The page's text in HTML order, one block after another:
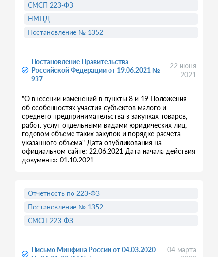
Постановление Правительства
Российской Федерации от 19.06.2021 №
937
22 июня
2021
"О внесении изменений в пункты 8 и 19 Положения
об особенностях участия субъектов малого и
среднего предпринимательства в закупках товаров,
работ, услуг отдельными видами юридических лиц,
годовом объеме таких закупок и порядке расчета
указанного объема" Дата опубликования на
официальном сайте: 22.06.2021 Дата начала действия
документа: 01.10.2021
СМСП 223-ФЗ
НМЦД
Постановление № 1352
Письмо Минфина России от 04.03.2020
04 марта
Отчетность по 223-ФЗ
Постановление № 1352
СМСП 223-ФЗ